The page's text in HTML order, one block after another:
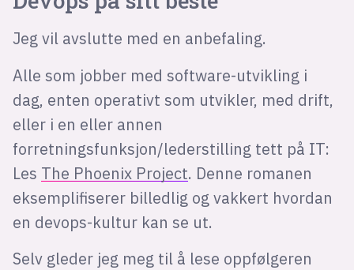
Jeg vil avslutte med en anbefaling.
Alle som jobber med software-utvikling i
dag, enten operativt som utvikler, med drift,
eller i en eller annen
forretningsfunksjon/lederstilling tett på IT:
Les The Phoenix Project. Denne romanen
eksemplifiserer billedlig og vakkert hvordan
en devops-kultur kan se ut.
Selv gleder jeg meg til å lese oppfølgeren